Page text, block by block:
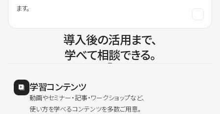
ます。
導入後の活用まで、
学べて相談できる。
学習コンテンツ
動画やセミナー・記事・ワークショップなど、
使い方を学べるコンテンツを多数ご用意。